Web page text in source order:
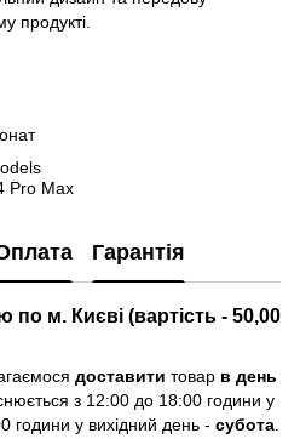
продукті.
Pro Max
Гарантія
м. Києві (вартість - 50,00
доставити товар в день
з 12:00 до 18:00 години у
години у вихідний день - субота